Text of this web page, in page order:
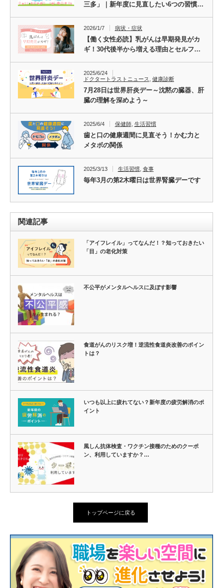
三多」｜新年度に見直したい6つの習慣…
2026/1/7 病状・症状
【働く女性必読】乳がんは早期発見がカ
ギ！30代後半から増える理由とセルフ…
2025/6/24
ドクタートラストニュース
健康診断
7月28日は世界肝炎デー～沈黙の臓器、肝
臓の理解を深めよう～
2025/6/4 保健師, 生活習慣
歯と口の健康週間に見直そう！かむ力と
メタボの関係
2025/3/13 生活習慣, 食事
毎年3月の第2木曜日は世界腎臓デーです
関連記事
「アイフレイル」ってなんだ！？知っておきたい
「目」の老化対策
不公平がメンタルヘルスに及ぼす影響
食道がんのリスク増！逆流性食道炎改善のポイン
トは？
いつも以上に疲れてない？新年度の疲労解消のポ
イント
風しん抗体検査・ワクチン接種のためのクーポ
ン、利用していますか？…
トップページに戻る